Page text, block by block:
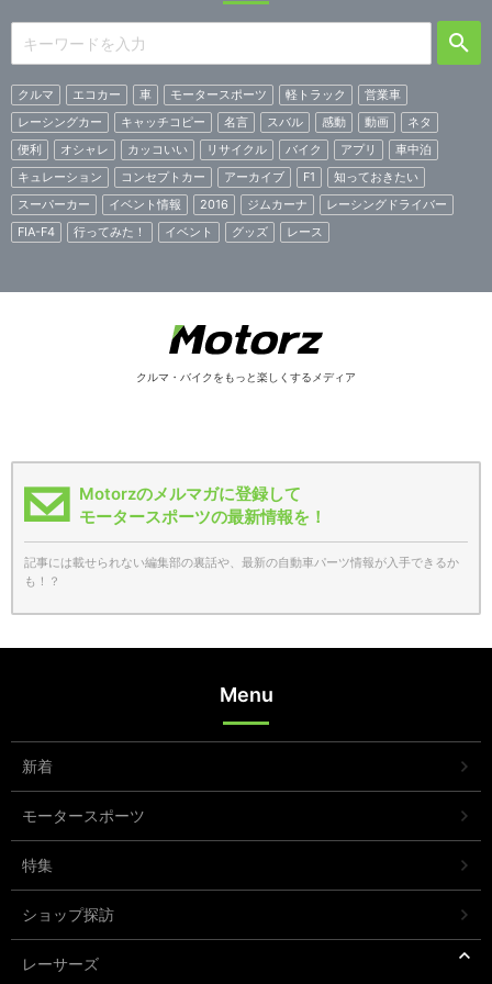
クルマ エコカー 車 モータースポーツ 軽トラック
営業車
レーシングカー
キャッチコピー 名言 スバル 感動 動画
ネタ
便利
オシャレ カッコいい リサイクル バイク アプリ
車中泊
キュレーション
コンセプトカー アーカイブ F1
知っておきたい
スーパーカー
イベント情報 2016 ジムカーナ
レーシングドライバー
FIA-F4
行ってみた！ イベント グッズ レース
クルマ・バイクをもっと楽しくするメディア
Motorzのメルマガに登録して
モータースポーツの最新情報を！
記事には載せられない編集部の裏話や、最新の自動車パーツ情報が入手できるか
も！？
Menu
新着
モータースポーツ
特集
ショップ探訪
レーサーズ